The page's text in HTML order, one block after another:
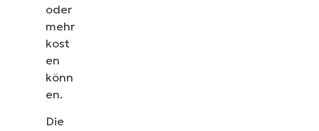
oder
mehr
kost
en
könn
en.
Die